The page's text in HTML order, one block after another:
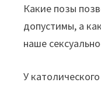
Какие позы
допустимы, а
наше
У